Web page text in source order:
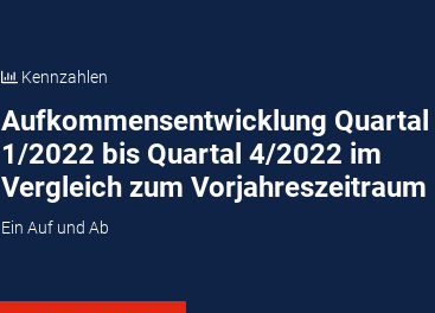
Kennzahlen
Aufkommensentwicklung Quartal
1/2022 bis Quartal 4/2022 im
Vergleich zum Vorjahreszeitraum
Ein Auf und Ab